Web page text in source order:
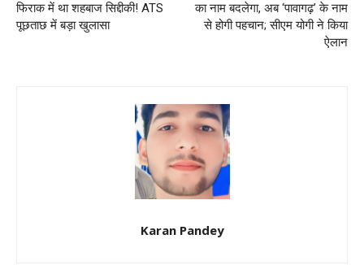
फिराक में था शहबाज सिद्दीकी! ATS
पूछताछ में बड़ा खुलासा
का नाम बदलेगा, अब ‘पावागढ़’ के नाम
से होगी पहचान; सीएम योगी ने किया
ऐलान
Karan Pandey